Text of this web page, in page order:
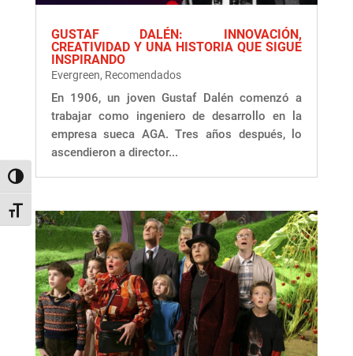
Alternar alto contraste
Alternar tamaño de letra
GUSTAF DALÉN: INNOVACIÓN,
CREATIVIDAD Y UNA HISTORIA QUE SIGUE
INSPIRANDO
Evergreen, Recomendados
En 1906, un joven Gustaf Dalén comenzó a
trabajar como ingeniero de desarrollo en la
empresa sueca AGA. Tres años después, lo
ascendieron a director...